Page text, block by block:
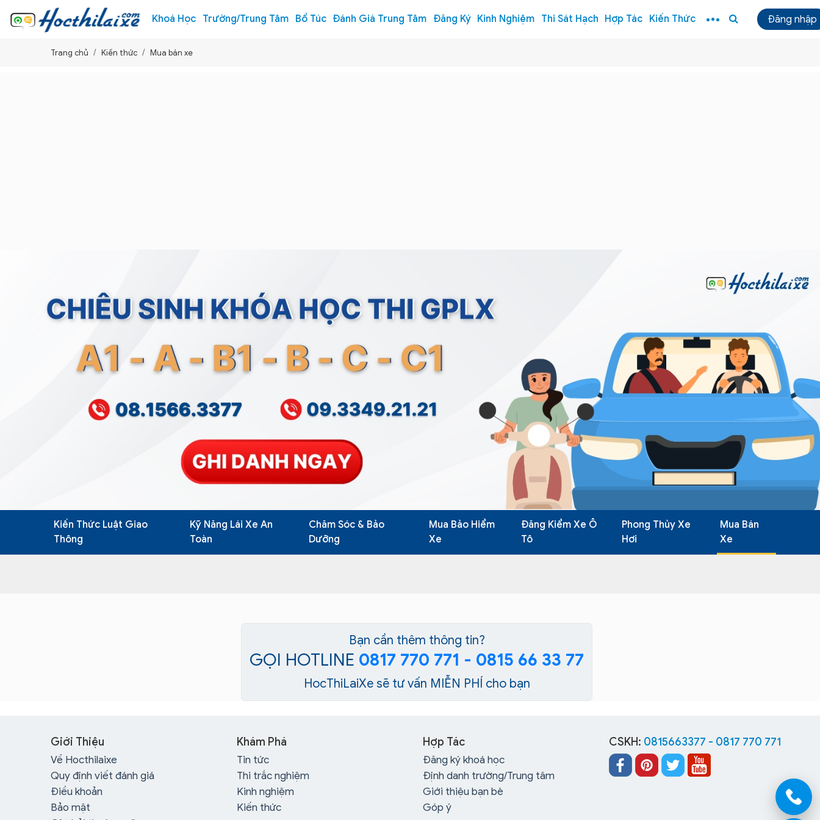
Khoá Học Trường/Trung Tâm Bổ Túc Đánh Giá Trung Tâm Đăng Ký Kinh Nghiệm Thi Sát Hạch Hợp Tác Kiến Thức Đăng nhập
Trang chủ Kiến thức Mua bán xe
Kiến Thức Luật Giao
Thông
Kỹ Năng Lái Xe An
Toàn
Chăm Sóc & Bảo
Dưỡng
Mua Bảo Hiểm
Xe
Đăng Kiểm Xe Ô
Tô
Phong Thủy Xe
Hơi
Mua Bán
Xe
Bạn cần thêm thông tin?
GỌI HOTLINE 0817 770 771 - 0815 66 33 77
HocThiLaiXe sẽ tư vấn MIỄN PHÍ cho bạn
Giới Thiệu
Về Hocthilaixe
Quy định viết đánh giá
Điều khoản
Bảo mật
Khám Phá
Tin tức
Thi trắc nghiệm
Kinh nghiệm
Kiến thức
Hợp Tác
Đăng ký khoá học
Định danh trường/Trung tâm
Giới thiệu bạn bè
Góp ý
CSKH: 0815663377 - 0817 770 771